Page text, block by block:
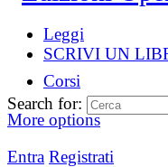
Leggi
SCRIVI UN
Corsi
More options
Entra Registrati
Search for: